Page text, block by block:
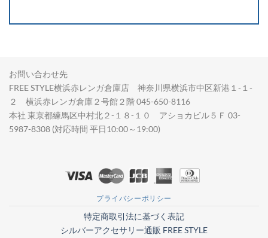
お問い合わせ先
FREE STYLE横浜赤レンガ倉庫店 神奈川県横浜市中区新港１-１-
２ 横浜赤レンガ倉庫２号館２階 045-650-8116
本社 東京都練馬区中村北２-１８-１０ アショカビル５Ｆ 03-
5987-8308 (対応時間 平日10:00～19:00)
プライバシーポリシー
特定商取引法に基づく表記
シルバーアクセサリー通販 FREE STYLE